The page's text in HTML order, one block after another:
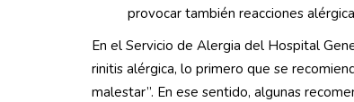
provocar también reacciones
En el Servicio de Alergia del Hospital
rinitis alérgica, lo primero que se
malestar”. En ese sentido, algunas